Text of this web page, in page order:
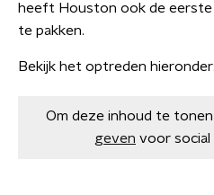
heeft Houston ook de
te pakken.
Bekijk het optreden hieronder:
Om deze inhoud te
geven voor social